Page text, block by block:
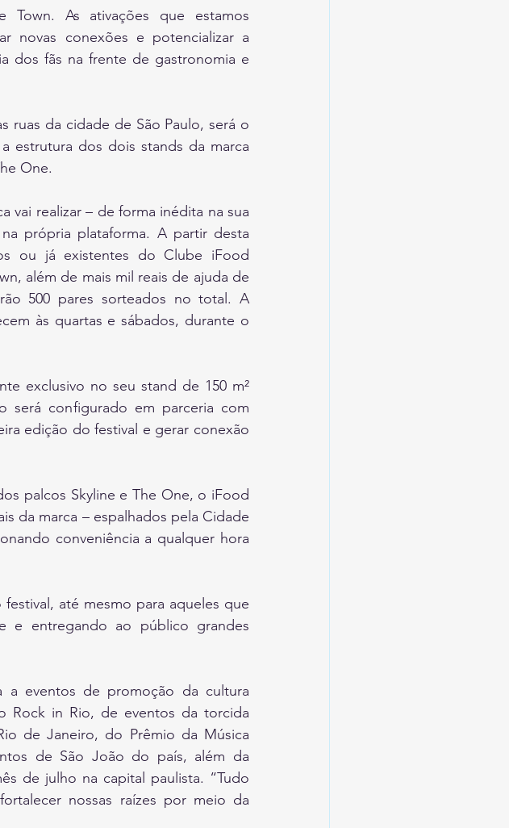
Town. As ativações que estamos
novas conexões e potencializar a
dos fãs na frente de gastronomia e
ruas da cidade de São Paulo, será o
estrutura dos dois stands da marca
One.
vai realizar – de forma inédita na sua
própria plataforma. A partir desta
ou já existentes do Clube iFood
além de mais mil reais de ajuda de
500 pares sorteados no total. A
às quartas e sábados, durante o
exclusivo no seu stand de 150 m²
será configurado em parceria com
edição do festival e gerar conexão
palcos Skyline e The One, o iFood
da marca – espalhados pela Cidade
conveniência a qualquer hora
até mesmo para aqueles que
e entregando ao público grandes
eventos de promoção da cultura
Rock in Rio, de eventos da torcida
de Janeiro, do Prêmio da Música
de São João do país, além da
de julho na capital paulista. “Tudo
nossas raízes por meio da